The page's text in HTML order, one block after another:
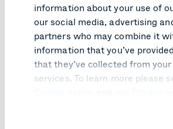
information about your use of
our social media, advertising
partners who may combine it
information that you’ve
that they’ve collected from
services. To learn more please
Livres blancs
sécurité